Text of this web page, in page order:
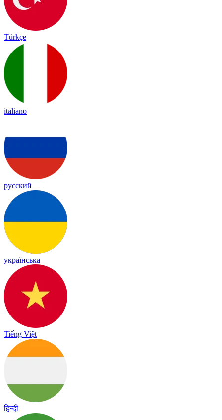
Türkçe
italiano
русский
українська
Tiếng Việt
हिन्दी